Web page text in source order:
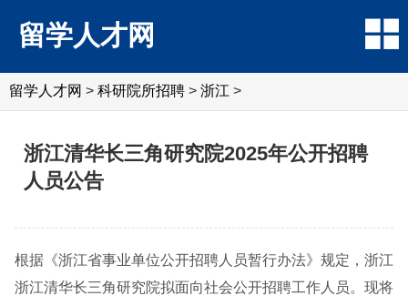
留学人才网
留学人才网 > 科研院所招聘 > 浙江 >
浙江清华长三角研究院2025年公开招聘
人员公告
根据《浙江省事业单位公开招聘人员暂行办法》规定，浙江
浙江清华长三角研究院拟面向社会公开招聘工作人员。现将